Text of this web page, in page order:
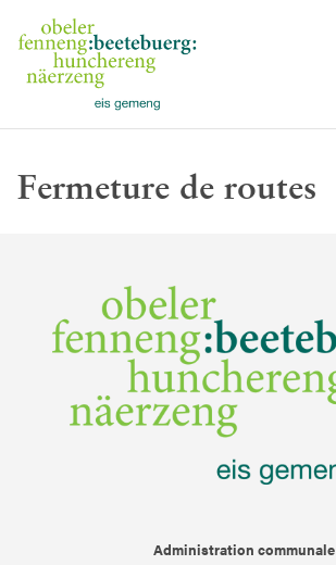
Fermeture de routes
Administration communale